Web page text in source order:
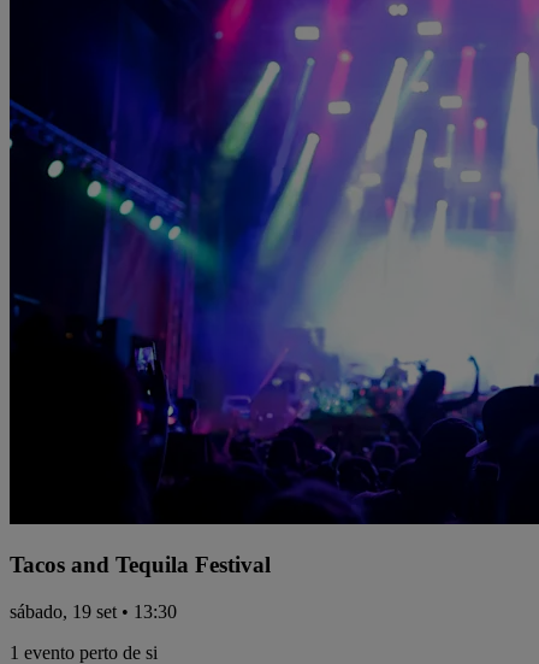
Tacos and Tequila Festival
sábado, 19 set • 13:30
1 evento perto de si